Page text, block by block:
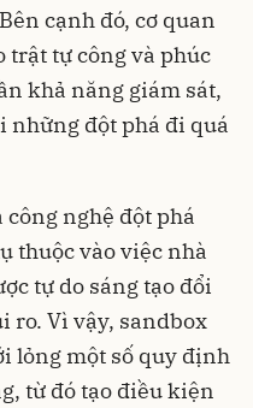
cạnh đó, cơ quan
trật tự công và phúc
khả năng giám sát,
những đột phá đi quá
nghệ đột phá
thuộc vào việc nhà
tự do sáng tạo đổi
ro. Vì vậy, sandbox
lỏng một số quy định
từ đó tạo điều kiện